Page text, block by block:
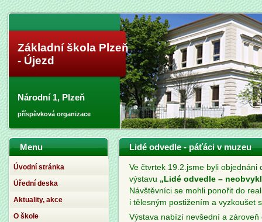
Základní škola Plzeň
- Újezd
Národní 1, Plzeň
příspěvková organizace
Lidé odvedle - páťáci v muzeu
Ve čtvrtek 19.2.jsme byli
výstavu „Lidé odvedle –
Návštěvníci se mohli ponořit do
i tělesným postižením a vyzkoušet
Výstava nabízí nevšední a
Menu
Úvodní stránka
Úřední deska
Aktuality, akce
O škole